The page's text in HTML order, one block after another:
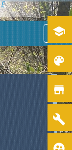
menu
school
color_lens
store
build